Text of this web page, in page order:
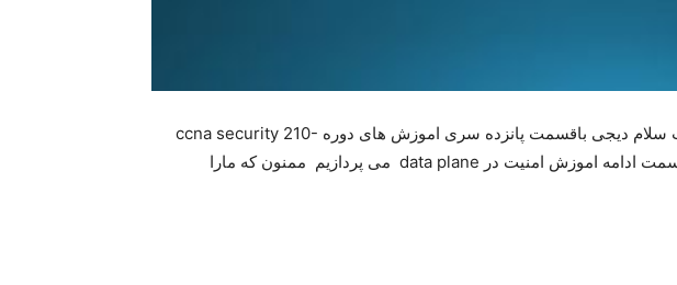
باسلام وعرض ادب به کاربران سایت سلام دیجی باقسمت پانزده سری اموزش های دوره ccna security 210-
260 در خدمت شماهستیم در این قسمت ادامه اموزش امنیت در data plane می پردازیم ممنون که مارا